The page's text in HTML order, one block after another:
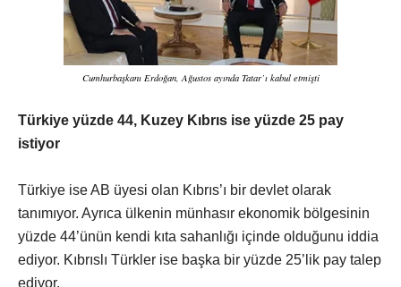
Cumhurbaşkanı Erdoğan, Ağustos ayında Tatar’ı kabul etmişti
Türkiye yüzde 44, Kuzey Kıbrıs ise yüzde 25 pay
istiyor
Türkiye ise AB üyesi olan Kıbrıs’ı bir devlet olarak
tanımıyor. Ayrıca ülkenin münhasır ekonomik bölgesinin
yüzde 44’ünün kendi kıta sahanlığı içinde olduğunu iddia
ediyor. Kıbrıslı Türkler ise başka bir yüzde 25’lik pay talep
ediyor.